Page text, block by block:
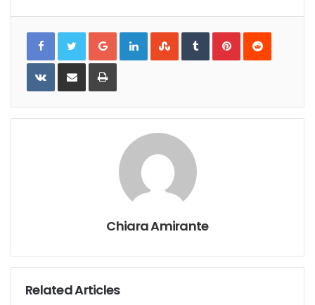
Google+LinkedInStumbleUpon
TumblrPinterestReddit
VKontakteShare
Email
Print
Chiara Amirante
Related Articles